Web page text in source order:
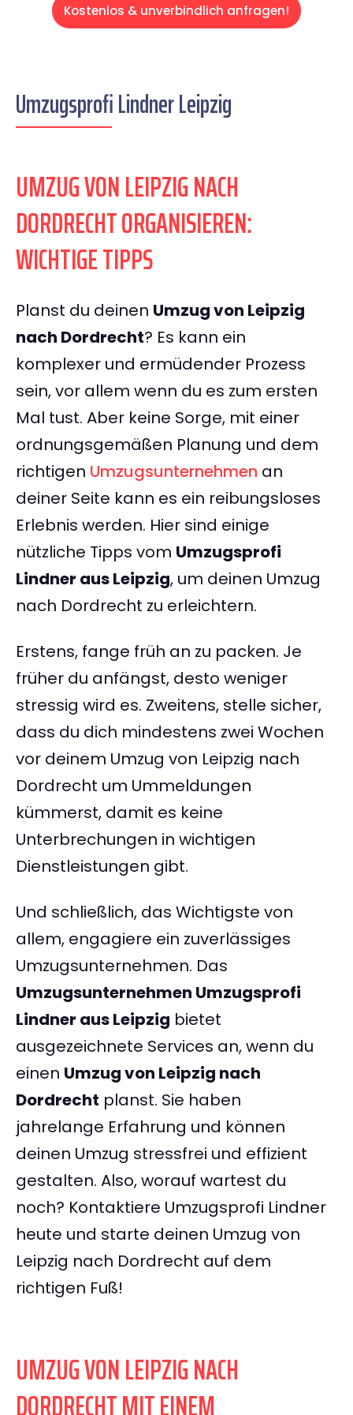
Kostenlos & unverbindlich anfragen!
Umzugsprofi Lindner Leipzig
UMZUG VON LEIPZIG NACH
DORDRECHT ORGANISIEREN:
WICHTIGE TIPPS
Planst du deinen Umzug von Leipzig
nach Dordrecht? Es kann ein
komplexer und ermüdender Prozess
sein, vor allem wenn du es zum ersten
Mal tust. Aber keine Sorge, mit einer
ordnungsgemäßen Planung und dem
richtigen Umzugsunternehmen an
deiner Seite kann es ein reibungsloses
Erlebnis werden. Hier sind einige
nützliche Tipps vom Umzugsprofi
Lindner aus Leipzig, um deinen Umzug
nach Dordrecht zu erleichtern.
Erstens, fange früh an zu packen. Je
früher du anfängst, desto weniger
stressig wird es. Zweitens, stelle sicher,
dass du dich mindestens zwei Wochen
vor deinem Umzug von Leipzig nach
Dordrecht um Ummeldungen
kümmerst, damit es keine
Unterbrechungen in wichtigen
Dienstleistungen gibt.
Und schließlich, das Wichtigste von
allem, engagiere ein zuverlässiges
Umzugsunternehmen. Das
Umzugsunternehmen Umzugsprofi
Lindner aus Leipzig bietet
ausgezeichnete Services an, wenn du
einen Umzug von Leipzig nach
Dordrecht planst. Sie haben
jahrelange Erfahrung und können
deinen Umzug stressfrei und effizient
gestalten. Also, worauf wartest du
noch? Kontaktiere Umzugsprofi Lindner
heute und starte deinen Umzug von
Leipzig nach Dordrecht auf dem
richtigen Fuß!
UMZUG VON LEIPZIG NACH